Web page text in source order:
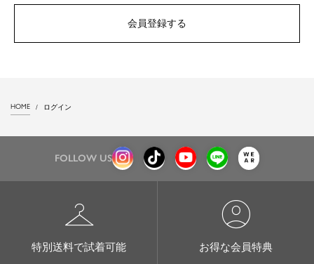
会員登録する
HOME ログイン
FOLLOW US
checkroom
特別送料で試着可能
account_circle
お得な会員特典